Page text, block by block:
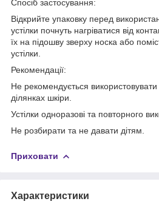
Спосіб застосування:
Відкрийте упаковку перед
устілки почнуть нагріватися від
їх на підошву зверху носка або
устілки.
Рекомендації:
Не рекомендується
ділянках шкіри.
Устілки одноразові та повторного
Не розбирати та не давати дітям.
Приховати
Характеристики